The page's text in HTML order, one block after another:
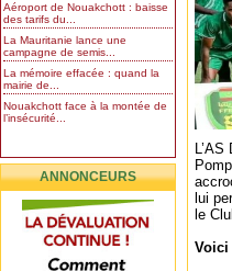
Aéroport de Nouakchott : baisse
des tarifs du...
La Mauritanie lance une
campagne de semis...
La mémoire effacée : quand la
mairie de...
Nouakchott face à la montée de
l’insécurité...
ANNONCEURS
lui
le
Voici